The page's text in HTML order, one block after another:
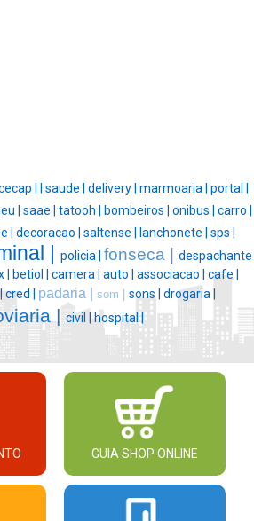
| saude | delivery | marmoaria | portal |
| saae | tatooh | bombeiros | onibus | carro |
| decoracao | saltense | lanchonete | sps |
| policia | fonseca | despachante
| betiol | camera | auto | associacao | cafe |
cred | padaria | som | sons | drogaria |
| civil |hospital |
GUIA SHOP ONLINE